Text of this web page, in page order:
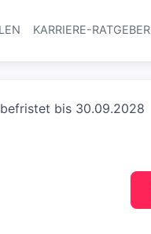
Haupt-Navigation
KARRIERE-RATGEBER
bis 30.09.2028